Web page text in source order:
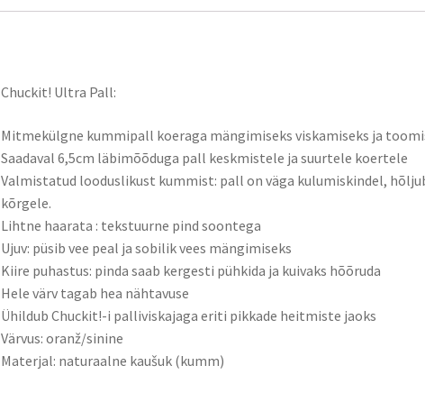
Chuckit! Ultra Pall:
Mitmekülgne kummipall koeraga mängimiseks viskamiseks ja
Saadaval 6,5cm läbimõõduga pall keskmistele ja suurtele koertele
Valmistatud looduslikust kummist: pall on väga kulumiskindel,
kõrgele.
Lihtne haarata : tekstuurne pind soontega
Ujuv: püsib vee peal ja sobilik vees mängimiseks
Kiire puhastus: pinda saab kergesti pühkida ja kuivaks hõõruda
Hele värv tagab hea nähtavuse
Ühildub Chuckit!-i palliviskajaga eriti pikkade heitmiste jaoks
Värvus: oranž/sinine
Materjal: naturaalne kaušuk (kumm)